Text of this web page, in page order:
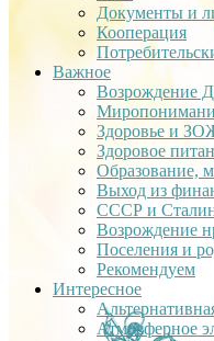
Документы и
Кооперация
Важное
Возрождение
Здоровье и
Здоровое
Образование,
Выход из
СССР и
Возрождение
Поселения и
Рекомендуем
Интересное
Атмосферное